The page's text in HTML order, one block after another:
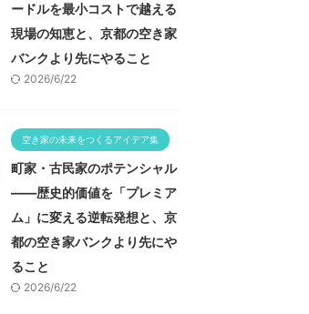
ードルを最小コストで越える
現場の知恵と、京都の空き家
バンクより先にやること
2026/6/22
空き家の未来をつくるアイデア集
町家・古民家のポテンシャル
——歴史的価値を「プレミア
ム」に変える逆転発想と、京
都の空き家バンクより先にや
ること
2026/6/22